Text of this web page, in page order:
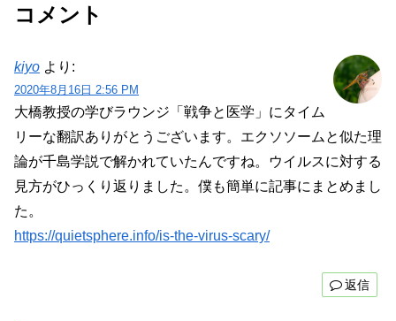
コメント
kiyo より:
2020年8月16日 2:56 PM
大橋教授の学びラウンジ「戦争と医学」にタイム
リーな翻訳ありがとうございます。エクソソームと似た理
論が千島学説で解かれていたんですね。ウイルスに対する
見方がひっくり返りました。僕も簡単に記事にまとめまし
た。
https://quietsphere.info/is-the-virus-scary/
返信